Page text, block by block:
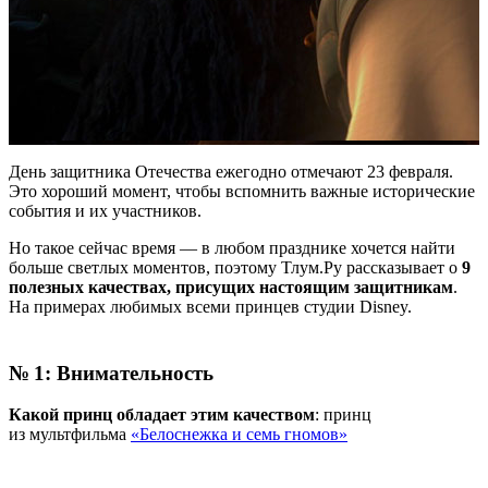
День защитника Отечества ежегодно отмечают 23 февраля.
Это хороший момент, чтобы вспомнить важные исторические
события и их участников.
Но такое сейчас время — в любом празднике хочется найти
больше светлых моментов, поэтому Тлум.Ру рассказывает о 9
полезных качествах, присущих настоящим защитникам.
На примерах любимых всеми принцев студии Disney.
№ 1: Внимательность
Какой принц обладает этим качеством: принц
из мультфильма «Белоснежка и семь гномов»